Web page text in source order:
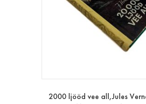
2000 ljööd vee all,Jules